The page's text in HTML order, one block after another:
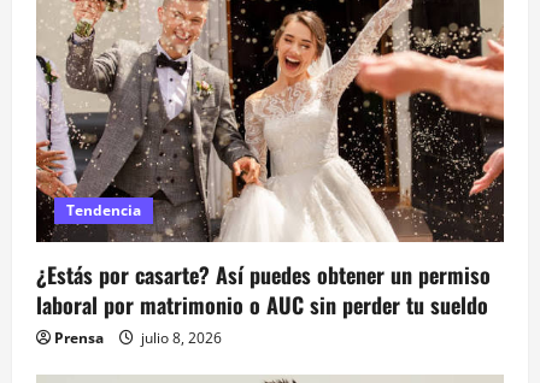
n
d
e
e
n
t
r
Tendencia
¿Estás por casarte? Así puedes obtener un permiso
laboral por matrimonio o AUC sin perder tu sueldo
Prensa julio 8, 2026